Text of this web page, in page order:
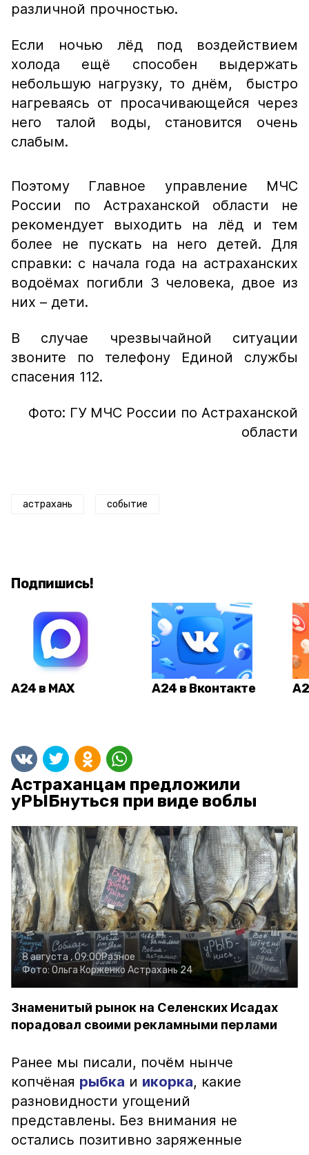
различной прочностью.
Если ночью лёд под воздействием
холода ещё способен выдержать
небольшую нагрузку, то днём, быстро
нагреваясь от просачивающейся через
него талой воды, становится очень
слабым.
Поэтому Главное управление МЧС
России по Астраханской области не
рекомендует выходить на лёд и тем
более не пускать на него детей. Для
справки: с начала года на астраханских
водоёмах погибли 3 человека, двое из
них – дети.
В случае чрезвычайной ситуации
звоните по телефону Единой службы
спасения 112.
Фото: ГУ МЧС России по Астраханской
области
астрахань событие
Подпишись!
А24 в MAX А24 в Вконтакте
Астраханцам предложили
уРЫБнуться при виде воблы
8 августа , 09:00Разное
Фото: Ольга Корженко Астрахань 24
Знаменитый рынок на Селенских Исадах
порадовал своими рекламными перлами
Ранее мы писали, почём нынче
копчёная рыбка и икорка, какие
разновидности угощений
представлены. Без внимания не
остались позитивно заряженные